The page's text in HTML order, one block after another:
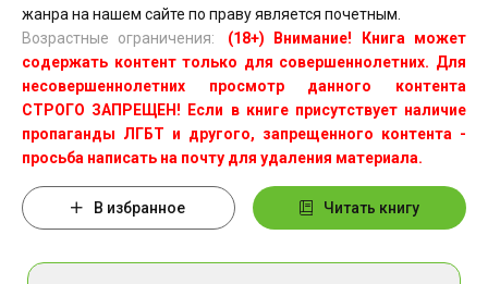
жанра на нашем сайте по праву является почетным.
Возрастные ограничения:
(18+) Внимание! Книга может
содержать контент только для совершеннолетних. Для
несовершеннолетних просмотр данного контента
СТРОГО ЗАПРЕЩЕН! Если в книге присутствует наличие
пропаганды ЛГБТ и другого, запрещенного контента -
просьба написать на почту для удаления материала.
В избранное Читать книгу